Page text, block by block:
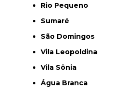
Rio Pequeno
Sumaré
São Domingos
Vila Leopoldina
Vila Sônia
Água Branca